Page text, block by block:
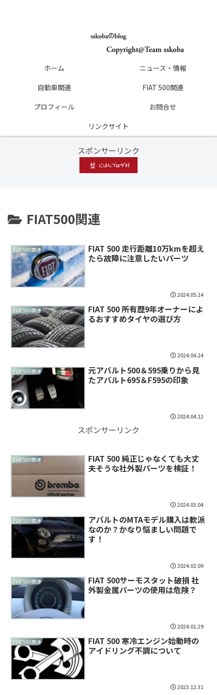
ホーム
ニュース・情報
自動車関連
FIAT 500関連
プロフィール
お問合せ
リンクサイト
スポンサーリンク
FIAT500関連
FIAT500関連
FIAT 500 走行距離10万kmを超え
たら故障に注意したいパーツ
2024.05.14
FIAT500関連
FIAT 500 所有歴9年オーナーによ
るおすすめタイヤの選び方
2024.04.24
FIAT500関連
元アバルト500＆595乗りから見
たアバルト695＆F595の印象
2024.04.12
スポンサーリンク
FIAT500関連
FIAT 500 純正じゃなくても大丈
夫そうな社外製パーツを検証！
2024.03.04
FIAT500関連
アバルトのMTAモデル購入は軟派
なのか？かなり悩ましい問題で
す！
2024.02.09
FIAT500関連
FIAT 500サーモスタット破損 社
外製金属パーツの使用は危険？
2024.01.29
FIAT500関連
FIAT 500 寒冷エンジン始動時の
アイドリング不調について
2023.12.31